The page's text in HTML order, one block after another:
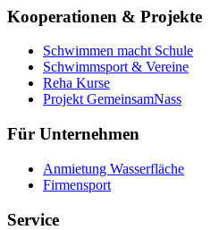
Kooperationen & Projekte
Schwimmen macht Schule
Schwimmsport & Vereine
Reha Kurse
Projekt GemeinsamNass
Für Unternehmen
Anmietung Wasserfläche
Firmensport
Service